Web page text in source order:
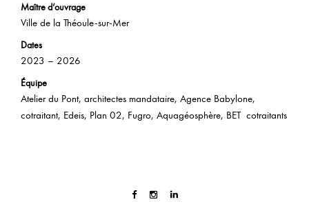
Maître d’ouvrage
Ville de la Théoule-sur-Mer
Dates
2023 – 2026
Équipe
Atelier du Pont, architectes mandataire, Agence Babylone,
cotraitant, Edeis, Plan 02, Fugro, Aquagéosphère, BET cotraitants